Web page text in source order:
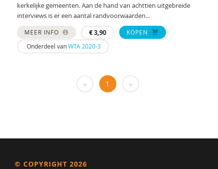
PhD | Promotores: prof. dr. J.K. Buitelaar;prof dr.
R.J. van der Gaag. Co-promotor: Dr. N.N.J.
Lambregts-Rommelse
Drs. A . van der Sijde
Alide A. Heuvelink
Laurie A. Stowe
kerkelijke gemeenten. Aan de hand van achttien uitgebreide
interviews is er een aantal randvoorwaarden...
MEER INFO €3,90
KOPEN
Onderdeel vanWTA 2020-3
« 1 »
© COPYRIGHT 2026